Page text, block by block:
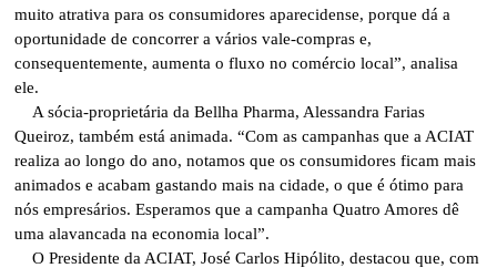
muito atrativa para os consumidores aparecidense, porque dá a
oportunidade de concorrer a vários vale-compras e,
consequentemente, aumenta o fluxo no comércio local”, analisa
ele.
A sócia-proprietária da Bellha Pharma, Alessandra Farias
Queiroz, também está animada. “Com as campanhas que a ACIAT
realiza ao longo do ano, notamos que os consumidores ficam mais
animados e acabam gastando mais na cidade, o que é ótimo para
nós empresários. Esperamos que a campanha Quatro Amores dê
uma alavancada na economia local”.
O Presidente da ACIAT, José Carlos Hipólito, destacou que, com